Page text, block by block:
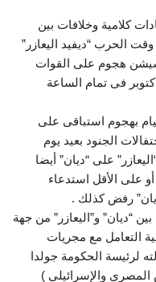
كلامية وخلافات بين
الحرب “ديفيد اليعازر”
هجوم على القوات
فى تمام الساعة
بهجوم استباقى على
الجنود بعيد يوم
على “ديان” أيضا
على الأقل استدعاء
رفض كذلك .
“ديان” و”اليعازر” من جهة
التعامل مع مجريات
لرئيسة الحكومة جولدا
والإسرائيلى )